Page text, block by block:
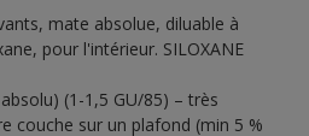
mate absolue, diluable à
pour l'intérieur. SILOXANE
(1-1,5 GU/85) – très
couche sur un plafond (min 5 %